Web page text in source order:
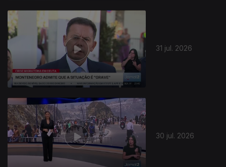
31 jul. 2026
30 jul. 2026